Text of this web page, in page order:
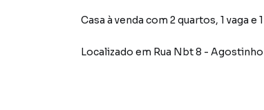
Casa à venda com 2 quartos, 1 vaga e
Localizado em Rua Nbt 8 -